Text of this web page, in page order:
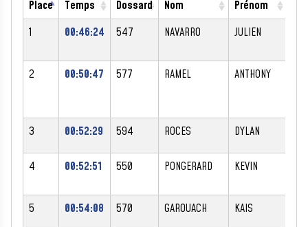
Place Temps Dossard Nom Prénom
1
00:46:24 547 NAVARRO JULIEN
2 00:50:47 577 RAMEL ANTHONY
3 00:52:29 594 ROCES DYLAN
4 00:52:51 550 PONGERARD KEVIN
5 00:54:08 570 GAROUACH KAIS